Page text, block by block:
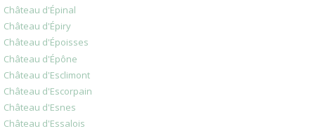
Château d'Épinal
Château d'Épiry
Château d'Époisses
Château d'Épône
Château d'Esclimont
Château d'Escorpain
Château d'Esnes
Château d'Essalois